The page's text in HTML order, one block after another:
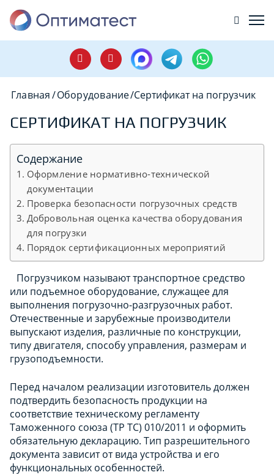
Главная/Оборудование/Сертификат на погрузчик
СЕРТИФИКАТ НА ПОГРУЗЧИК
Содержание
Оформление нормативно-технической
документации
Проверка безопасности погрузочных средств
Добровольная оценка качества оборудования
для погрузки
Порядок сертификационных мероприятий
Погрузчиком называют транспортное средство
или подъемное оборудование, служащее для
выполнения погрузочно-разгрузочных работ.
Отечественные и зарубежные производители
выпускают изделия, различные по конструкции,
типу двигателя, способу управления, размерам и
грузоподъемности.
Перед началом реализации изготовитель должен
подтвердить безопасность продукции на
соответствие техническому регламенту
Таможенного союза (ТР ТС) 010/2011 и оформить
обязательную декларацию. Тип разрешительного
документа зависит от вида устройства и его
функциональных особенностей.